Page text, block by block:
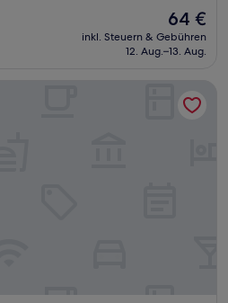
Der
Preis
beträgt
64 €
inkl. Steuern & Gebühren
12. Aug.–13. Aug.